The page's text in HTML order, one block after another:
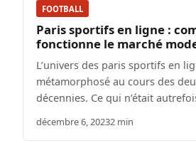
FOOTBALL
Paris sportifs en ligne :
fonctionne le marché
L’univers des paris sportifs en
métamorphosé au cours des
décennies. Ce qui n’était
décembre 6, 20232 min